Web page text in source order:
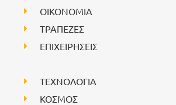
ΟΙΚΟΝΟΜΙΑ
ΤΡΑΠΕΖΕΣ
ΕΠΙΧΕΙΡΗΣΕΙΣ
ΤΕΧΝΟΛΟΓΙΑ
ΚΟΣΜΟΣ